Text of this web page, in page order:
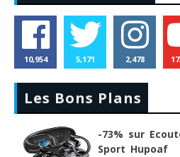
10,954 5,171 2,478
Les Bons Plans
-73% sur
Sport Hupoaf